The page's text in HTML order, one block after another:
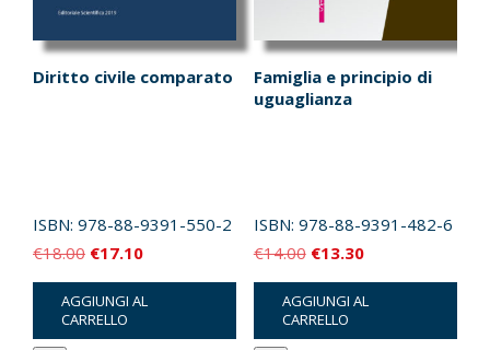
Diritto civile comparato
ISBN: 978-88-9391-550-2
€18.00 Il
prezzo
originale
era:
€17.10Il
prezzo
attuale
è:
AGGIUNGI AL
CARRELLO
Famiglia e principio di
uguaglianza
ISBN: 978-88-9391-482-6
€14.00 Il
prezzo
originale
era:
€13.30Il
prezzo
attuale
è:
AGGIUNGI AL
CARRELLO